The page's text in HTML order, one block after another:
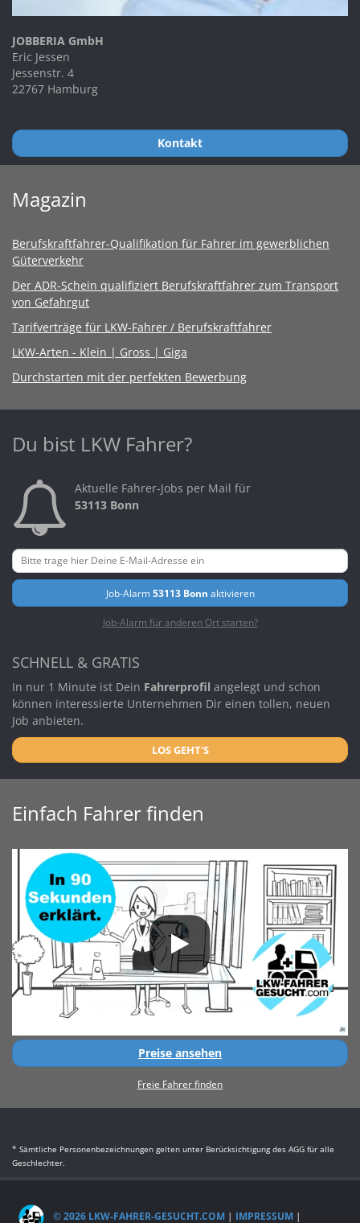
JOBBERIA GmbH
Eric Jessen
Jessenstr. 4
22767 Hamburg
Kontakt
Magazin
Berufskraftfahrer-Qualifikation für Fahrer im gewerblichen
Güterverkehr
Der ADR-Schein qualifiziert Berufskraftfahrer zum Transport
von Gefahrgut
Tarifverträge für LKW-Fahrer / Berufskraftfahrer
LKW-Arten - Klein | Gross | Giga
Durchstarten mit der perfekten Bewerbung
Du bist LKW Fahrer?
Aktuelle Fahrer-Jobs per Mail für
53113 Bonn
Job-Alarm53113 Bonn aktivieren
Job-Alarm für anderen Ort starten?
SCHNELL & GRATIS
In nur 1 Minute ist Dein Fahrerprofil angelegt und schon
können interessierte Unternehmen Dir einen tollen, neuen
Job anbieten.
LOS GEHT'S
Einfach Fahrer finden
Preise ansehen
Freie Fahrer finden
* Sämtliche Personenbezeichnungen gelten unter Berücksichtigung des AGG für alle
Geschlechter.
© 2026 LKW-FAHRER-GESUCHT.COM | IMPRESSUM |